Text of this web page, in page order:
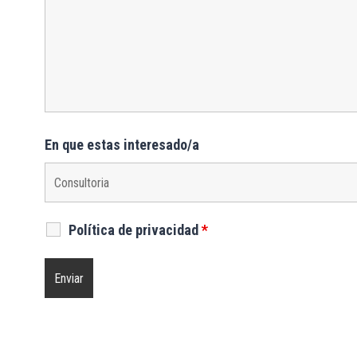
En que estas interesado/a
Política de privacidad *